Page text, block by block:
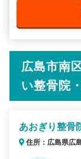
広島市南
い整骨院
あおぎり整骨
住所：広島県広